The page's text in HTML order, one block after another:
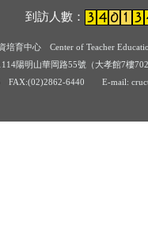
到訪人數：
培育中心 Center of Teacher
陽明山華岡路55號（大孝館7
FAX:(02)2862-6440 E-mail: